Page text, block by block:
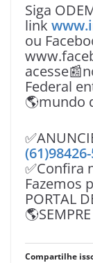
Siga
link
ou
Federal
🌎mundo
✅Confira
Fazemos
PORTAL
Compartilhe